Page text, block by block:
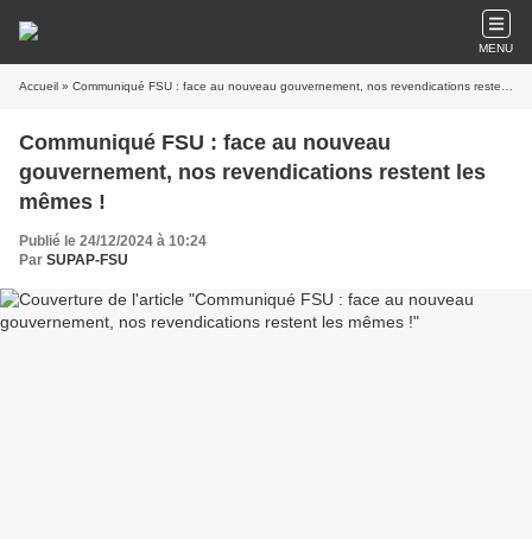
MENU
Accueil » Communiqué FSU : face au nouveau gouvernement, nos revendications restent les mêmes !
Communiqué FSU : face au nouveau
gouvernement, nos revendications restent les
mêmes !
Publié le 24/12/2024 à 10:24
Par SUPAP-FSU